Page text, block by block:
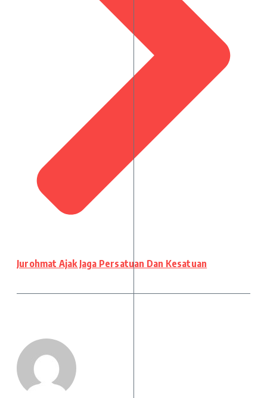
Jurohmat Ajak Jaga Persatuan Dan Kesatuan